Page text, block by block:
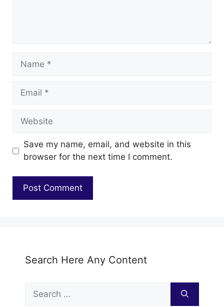
Name
Email
Website
Save my name, email, and website in this
browser for the next time I comment.
Search Here Any Content
for: